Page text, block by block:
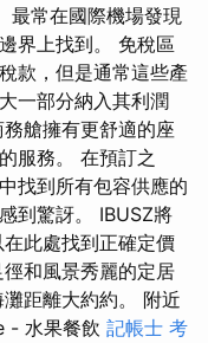
最常在國際機場發現
界上找到。 免稅區
款，但是通常這些產
一部分納入其利潤
艙擁有更舒適的座
服務。 在預訂之
找到所有包容供​​應的
到驚訝。 IBUSZ將
此處找到正確定價
和風景秀麗的定居
距離大約約。 附近
- 水果餐飲 記帳士 考